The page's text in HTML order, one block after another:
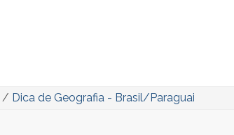
/ Dica de Geografia - Brasil/Paraguai